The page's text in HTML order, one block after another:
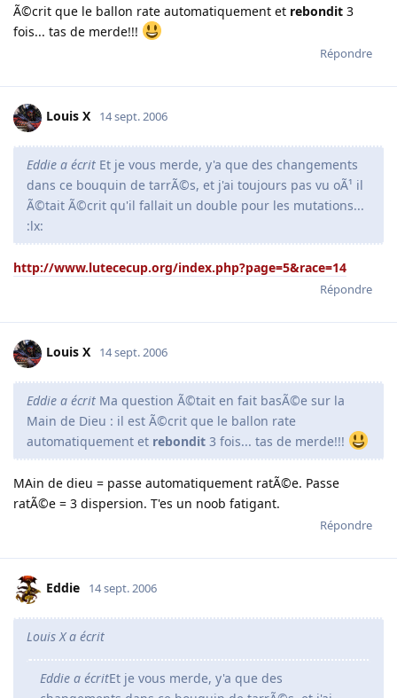
Ã©crit que le ballon rate automatiquement et rebondit 3
fois... tas de merde!!!
Répondre
Louis X 14 sept. 2006
Eddie a écrit Et je vous merde, y'a que des changements
dans ce bouquin de tarrÃ©s, et j'ai toujours pas vu oÃ¹ il
Ã©tait Ã©crit qu'il fallait un double pour les mutations...
:lx:
http://www.lutececup.org/index.php?page=5&race=14
Répondre
Louis X 14 sept. 2006
Eddie a écrit Ma question Ã©tait en fait basÃ©e sur la
Main de Dieu : il est Ã©crit que le ballon rate
automatiquement et rebondit 3 fois... tas de merde!!!
MAin de dieu = passe automatiquement ratÃ©e. Passe
ratÃ©e = 3 dispersion. T'es un noob fatigant.
Répondre
Eddie 14 sept. 2006
Louis X a écrit
Eddie a écritEt je vous merde, y'a que des